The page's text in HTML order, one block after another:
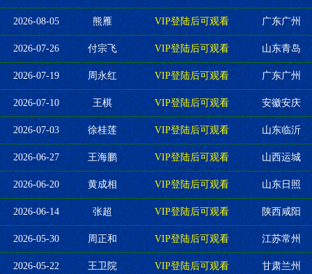
2026-08-05 熊雁 VIP登陆后可观看 广东广州
2026-07-26 付宗飞 VIP登陆后可观看 山东青岛
2026-07-19 周永红 VIP登陆后可观看 广东广州
2026-07-10 王棋 VIP登陆后可观看 安徽安庆
2026-07-03 徐桂莲 VIP登陆后可观看 山东临沂
2026-06-27 王海鹏 VIP登陆后可观看 山西运城
2026-06-20 黄成相 VIP登陆后可观看 山东日照
2026-06-14 张超 VIP登陆后可观看 陕西咸阳
2026-05-30 周正和 VIP登陆后可观看 江苏常州
2026-05-22 王卫院 VIP登陆后可观看 甘肃兰州